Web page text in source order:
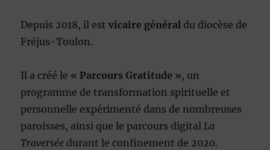
Depuis 2018, il estvicaire général du diocèse de
Fréjus-Toulon.
Il a créé le « Parcours Gratitude », un
programme de transformation spirituelle et
personnelle expérimenté dans de nombreuses
paroisses, ainsi que le parcours digitalLa
Traversée durant le confinement de 2020.